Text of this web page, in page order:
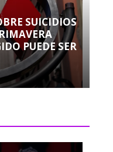
SUICIDIOS
PUEDE SER